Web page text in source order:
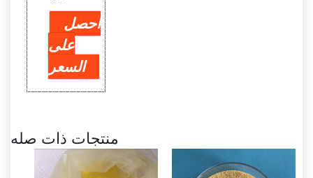
احصل
على
السعر
منتجات ذات صله